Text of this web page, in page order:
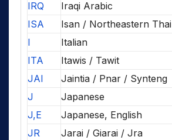
IRQ
Iraqi Arabic
ISA
Isan / Northeastern Thai
I
Italian
ITA
Itawis / Tawit
JAI
Jaintia / Pnar / Synteng
J
Japanese
J,E
Japanese, English
JR
Jarai / Giarai / Jra